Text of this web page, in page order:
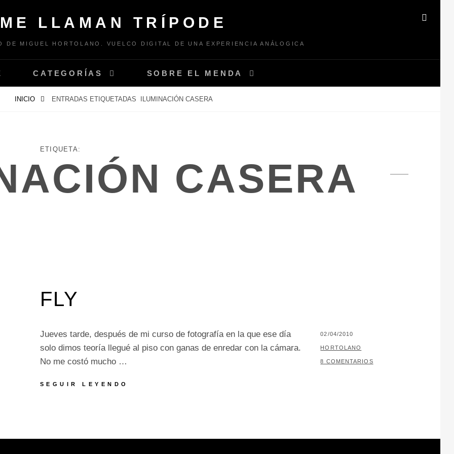
ME LLAMAN TRÍPODE
DE MIGUEL HORTOLANO. VUELCO DIGITAL DE UNA EXPERIENCIA ANÁLOGICA
CATEGORÍAS SOBRE EL MENDA
INICIO ENTRADAS ETIQUETADAS ILUMINACIÓN CASERA
ETIQUETA:
CASERA
FLY
Jueves tarde, después de mi curso de fotografía en la que ese día
solo dimos teoría llegué al piso con ganas de enredar con la cámara.
No me costó mucho …
SEGUIR LEYENDO
PUBLICADO
EL
02/04/2010
POR
HORTOLANO
8 COMENTARIOS